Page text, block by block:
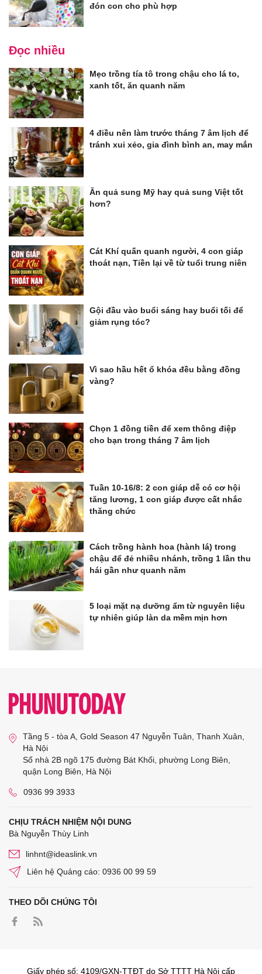
đón con cho phù hợp
Đọc nhiều
Mẹo trồng tía tô trong chậu cho lá to,
xanh tốt, ăn quanh năm
4 điều nên làm trước tháng 7 âm lịch để
tránh xui xẻo, gia đình bình an, may mắn
Ăn quả sung Mỹ hay quả sung Việt tốt
hơn?
Cát Khí quấn quanh người, 4 con giáp
thoát nạn, Tiền lại về từ tuổi trung niên
Gội đầu vào buổi sáng hay buổi tối để
giảm rụng tóc?
Vì sao hầu hết ổ khóa đều bằng đồng
vàng?
Chọn 1 đồng tiền để xem thông điệp
cho bạn trong tháng 7 âm lịch
Tuần 10-16/8: 2 con giáp dễ có cơ hội
tăng lương, 1 con giáp được cất nhắc
thăng chức
Cách trồng hành hoa (hành lá) trong
chậu để đẻ nhiều nhánh, trồng 1 lần thu
hái gần như quanh năm
5 loại mặt nạ dưỡng ẩm từ nguyên liệu
tự nhiên giúp làn da mềm mịn hơn
Tầng 5 - tòa A, Gold Season 47 Nguyễn Tuân, Thanh Xuân,
Hà Nội
Số nhà 2B ngõ 175 đường Bát Khối, phường Long Biên,
quận Long Biên, Hà Nội
0936 99 3933
CHỊU TRÁCH NHIỆM NỘI DUNG
Bà Nguyễn Thùy Linh
linhnt@ideaslink.vn
Liên hệ Quảng cáo: 0936 00 99 59
THEO DÕI CHÚNG TÔI
Giấy phép số: 4109/GXN-TTĐT do Sở TTTT Hà Nội cấp